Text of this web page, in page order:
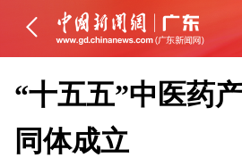
“十五五”中医药
同体成立